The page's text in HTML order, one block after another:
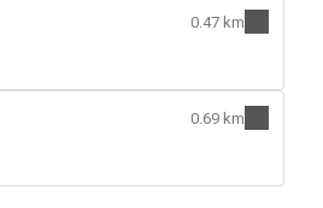
0.47 km
0.69 km